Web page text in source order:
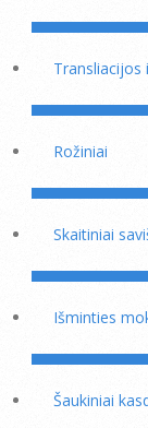
Transliacijos
Rožiniai
Skaitiniai
Išminties
Šaukiniai